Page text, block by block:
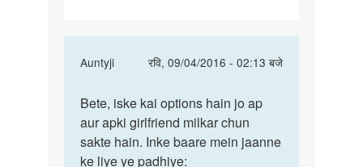
Auntyji
रवि, 09/04/2016 - 02:13 बजे
In
to
Aunty
ji.mai
apni
Bete,
iske
kai
options
Bete, iske kai options hain jo ap
aur apki girlfriend milkar chun
sakte hain. Inke baare mein jaanne
ke liye ye padhiye: